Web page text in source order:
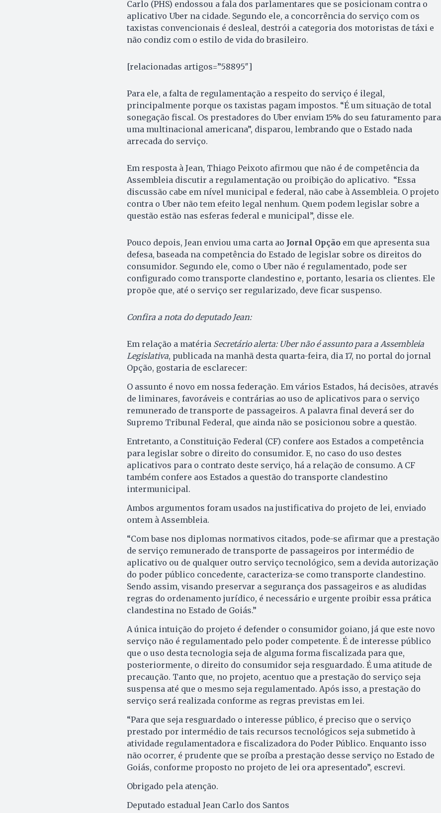
Carlo (PHS) endossou a fala dos parlamentares que se posicionam contra o
aplicativo Uber na cidade. Segundo ele, a concorrência do serviço com os
taxistas convencionais é desleal, destrói a categoria dos motoristas de táxi e
não condiz com o estilo de vida do brasileiro.
[relacionadas artigos=”58895″]
Para ele, a falta de regulamentação a respeito do serviço é ilegal,
principalmente porque os taxistas pagam impostos. “É um situação de total
sonegação fiscal. Os prestadores do Uber enviam 15% do seu faturamento para
uma multinacional americana”, disparou, lembrando que o Estado nada
arrecada do serviço.
Em resposta à Jean, Thiago Peixoto afirmou que não é de competência da
Assembleia discutir a regulamentação ou proibição do aplicativo. “Essa
discussão cabe em nível municipal e federal, não cabe à Assembleia. O projeto
contra o Uber não tem efeito legal nenhum. Quem podem legislar sobre a
questão estão nas esferas federal e municipal”, disse ele.
Pouco depois, Jean enviou uma carta ao Jornal Opçãoem que apresenta sua
defesa, baseada na competência do Estado de legislar sobre os direitos do
consumidor. Segundo ele, como o Uber não é regulamentado, pode ser
configurado como transporte clandestino e, portanto, lesaria os clientes. Ele
propõe que, até o serviço ser regularizado, deve ficar suspenso.
Confira a nota do deputado Jean:
Em relação a matéria Secretário alerta: Uber não é assunto para a Assembleia
Legislativa, publicada na manhã desta quarta-feira, dia 17, no portal do jornal
Opção, gostaria de esclarecer:
O assunto é novo em nossa federação. Em vários Estados, há decisões, através
de liminares, favoráveis e contrárias ao uso de aplicativos para o serviço
remunerado de transporte de passageiros. A palavra final deverá ser do
Supremo Tribunal Federal, que ainda não se posicionou sobre a questão.
Entretanto, a Constituição Federal (CF) confere aos Estados a competência
para legislar sobre o direito do consumidor. E, no caso do uso destes
aplicativos para o contrato deste serviço, há a relação de consumo. A CF
também confere aos Estados a questão do transporte clandestino
intermunicipal.
Ambos argumentos foram usados na justificativa do projeto de lei, enviado
ontem à Assembleia.
“Com base nos diplomas normativos citados, pode-se afirmar que a prestação
de serviço remunerado de transporte de passageiros por intermédio de
aplicativo ou de qualquer outro serviço tecnológico, sem a devida autorização
do poder público concedente, caracteriza-se como transporte clandestino.
Sendo assim, visando preservar a segurança dos passageiros e as aludidas
regras do ordenamento jurídico, é necessário e urgente proibir essa prática
clandestina no Estado de Goiás.”
A única intuição do projeto é defender o consumidor goiano, já que este novo
serviço não é regulamentado pelo poder competente. É de interesse público
que o uso desta tecnologia seja de alguma forma fiscalizada para que,
posteriormente, o direito do consumidor seja resguardado. É uma atitude de
precaução. Tanto que, no projeto, acentuo que a prestação do serviço seja
suspensa até que o mesmo seja regulamentado. Após isso, a prestação do
serviço será realizada conforme as regras previstas em lei.
“Para que seja resguardado o interesse público, é preciso que o serviço
prestado por intermédio de tais recursos tecnológicos seja submetido à
atividade regulamentadora e fiscalizadora do Poder Público. Enquanto isso
não ocorrer, é prudente que se proíba a prestação desse serviço no Estado de
Goiás, conforme proposto no projeto de lei ora apresentado”, escrevi.
Obrigado pela atenção.
Deputado estadual Jean Carlo dos Santos